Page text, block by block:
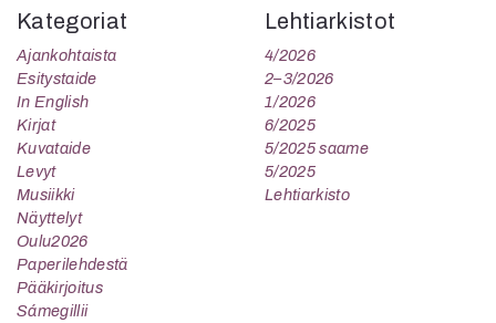
Kategoriat
Ajankohtaista
Esitystaide
In English
Kirjat
Kuvataide
Levyt
Musiikki
Näyttelyt
Oulu2026
Paperilehdestä
Pääkirjoitus
Sámegillii
Lehtiarkistot
4/2026
2–3/2026
1/2026
6/2025
5/2025 saame
5/2025
Lehtiarkisto